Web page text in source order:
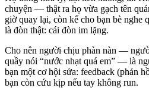
chuyện — thật ra họ vừa gạch tên
giờ quay lại, còn kể cho bạn bè nghe
là đòn thật: cái đòn im lặng.
Cho nên người chịu phàn nàn —
quầy nói “nước nhạt quá em” — là
bạn một cơ hội sửa: feedback (phản
bạn còn cứu kịp nếu tay không run.